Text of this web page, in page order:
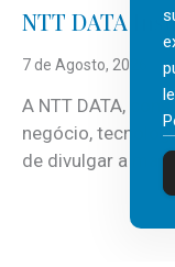
NTT DATA
7 de Agosto, 2026
A NTT DATA,
negócio,
de divulgar a